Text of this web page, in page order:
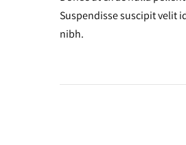
Suspendisse suscipit velit
nibh.